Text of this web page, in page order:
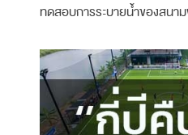
ทดสอบการระบายน้ำของสน